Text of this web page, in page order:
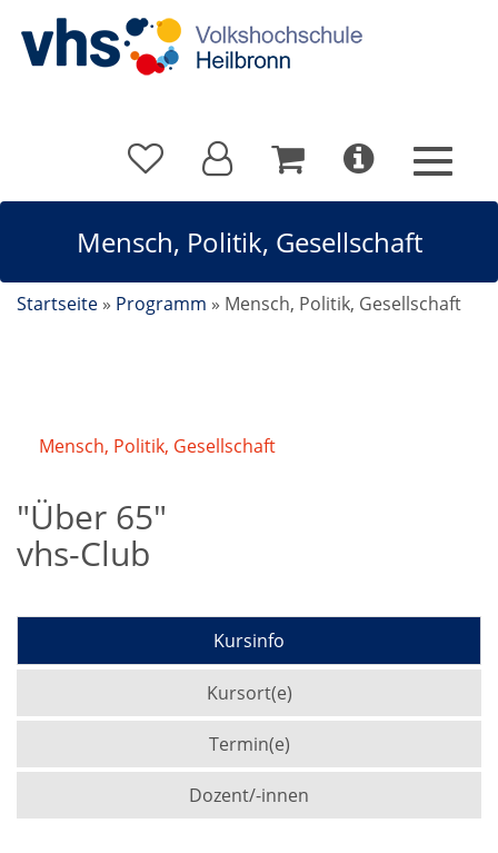
Mensch, Politik, Gesellschaft
Startseite » Programm » Mensch, Politik, Gesellschaft
Mensch, Politik, Gesellschaft
"Über 65"
vhs-Club
Kursinfo
Kursort(e)
Termin(e)
Dozent/-innen